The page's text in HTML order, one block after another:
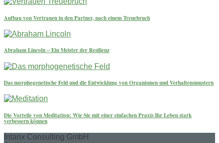
Aufbau von Vertrauen in den Partner, nach einem Treuebruch
Abraham Lincoln – Ein Meister der Resilienz
Das morphogenetische Feld und die Entwicklung von Organismen und Verhaltensmustern
Die Vorteile von Meditation: Wie Sie mit einer einfachen Praxis Ihr Leben stark
verbessern können
Intarix Consulting GmbH